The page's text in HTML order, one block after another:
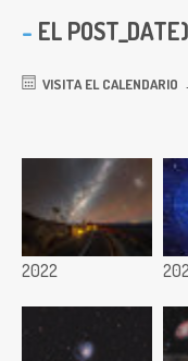
EL
VISITA EL CALENDARIO
2022